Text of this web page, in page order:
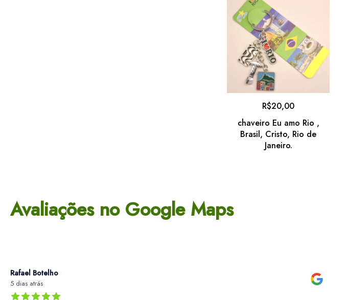
chaveiro Eu amo Rio ,
Brasil, Cristo, Rio de
Janeiro.
R$20,00
Avaliações no Google Maps
Rafael Botelho
5 dias atrás